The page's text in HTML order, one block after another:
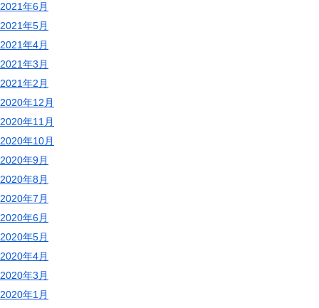
2021年6月
2021年5月
2021年4月
2021年3月
2021年2月
2020年12月
2020年11月
2020年10月
2020年9月
2020年8月
2020年7月
2020年6月
2020年5月
2020年4月
2020年3月
2020年1月